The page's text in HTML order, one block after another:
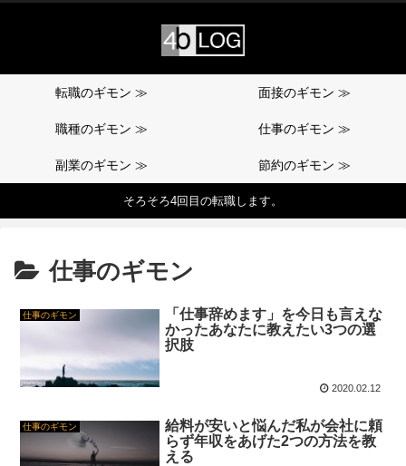
転職のギモン ≫ 面接のギモン ≫
職種のギモン ≫ 仕事のギモン ≫
副業のギモン ≫ 節約のギモン ≫
そろそろ4回目の転職します。
仕事のギモン
仕事のギモン
「仕事辞めます」を今日も言えな
かったあなたに教えたい3つの選
択肢
2020.02.12
仕事のギモン
給料が安いと悩んだ私が会社に頼
らず年収をあげた2つの方法を教
える